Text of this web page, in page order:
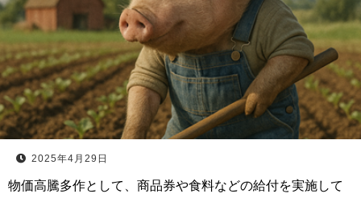
2025年4月29日
物価高騰多作として、商品券や食料などの給付を実施して